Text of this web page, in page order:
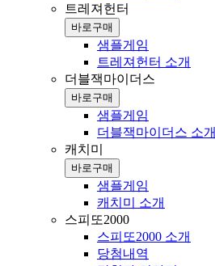
트레져헌터
바로구매
샘플게임
트레져헌터 소개
더블잭마이더스
바로구매
샘플게임
더블잭마이더스 소개
캐치미
바로구매
샘플게임
캐치미 소개
스피또2000
스피또2000 소개
당첨내역